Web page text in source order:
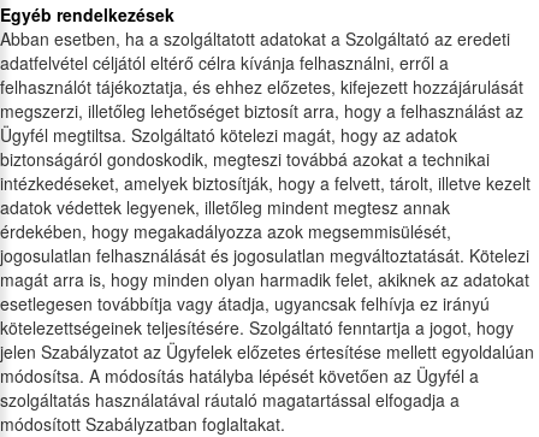
Egyéb rendelkezések
Abban esetben, ha a szolgáltatott adatokat a Szolgáltató az eredeti
adatfelvétel céljától eltérő célra kívánja felhasználni, erről a
felhasználót tájékoztatja, és ehhez előzetes, kifejezett hozzájárulását
megszerzi, illetőleg lehetőséget biztosít arra, hogy a felhasználást az
Ügyfél megtiltsa. Szolgáltató kötelezi magát, hogy az adatok
biztonságáról gondoskodik, megteszi továbbá azokat a technikai
intézkedéseket, amelyek biztosítják, hogy a felvett, tárolt, illetve kezelt
adatok védettek legyenek, illetőleg mindent megtesz annak
érdekében, hogy megakadályozza azok megsemmisülését,
jogosulatlan felhasználását és jogosulatlan megváltoztatását. Kötelezi
magát arra is, hogy minden olyan harmadik felet, akiknek az adatokat
esetlegesen továbbítja vagy átadja, ugyancsak felhívja ez irányú
kötelezettségeinek teljesítésére. Szolgáltató fenntartja a jogot, hogy
jelen Szabályzatot az Ügyfelek előzetes értesítése mellett egyoldalúan
módosítsa. A módosítás hatályba lépését követően az Ügyfél a
szolgáltatás használatával ráutaló magatartással elfogadja a
módosított Szabályzatban foglaltakat.